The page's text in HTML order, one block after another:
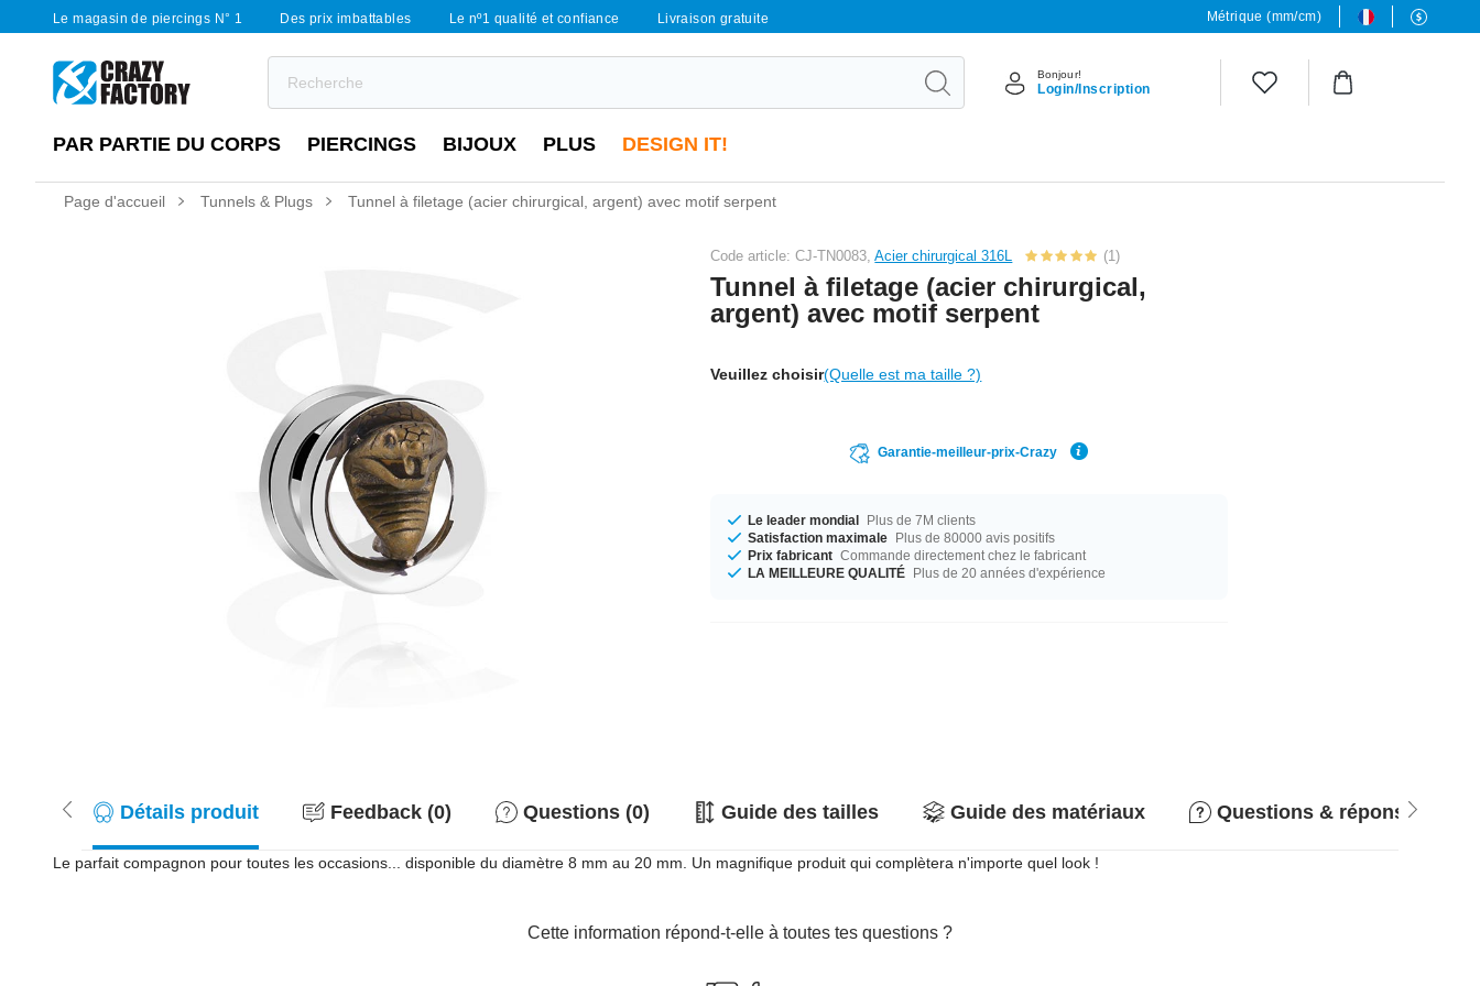
Le magasin de piercings N° 1 Des prix imbattables Le nº1 qualité et confiance Livraison gratuite Métrique (mm/cm)
Bonjour!
Login/Inscription
PAR PARTIE DU CORPS PIERCINGS BIJOUX PLUS DESIGN IT!
Page d'accueil Tunnels & Plugs Tunnel à filetage (acier chirurgical, argent) avec motif serpent
Code article: CJ-TN0083,Acier chirurgical 316L (1)
Tunnel à filetage (acier chirurgical,
argent) avec motif serpent
Veuillez choisir(Quelle est ma taille ?)
Garantie-meilleur-prix-Crazy
Le leader mondial Plus de 7M clients
Satisfaction maximale Plus de 80000 avis positifs
Prix fabricant Commande directement chez le fabricant
LA MEILLEURE QUALITÉ Plus de 20 années d'expérience
Détails produit Feedback (0) Questions (0) Guide des tailles Guide des matériaux Questions & réponses
Le parfait compagnon pour toutes les occasions... disponible du diamètre 8 mm au 20 mm. Un magnifique produit qui complètera n'importe quel look !
Cette information répond-t-elle à toutes tes questions ?